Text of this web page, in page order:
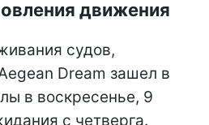
движения
судов,
Dream зашел в
в воскресенье, 9
с четверга.